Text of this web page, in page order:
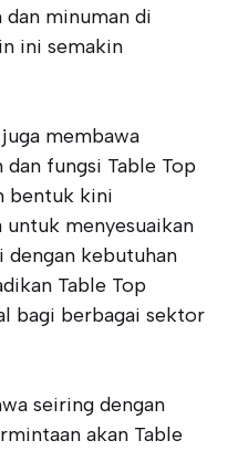
minuman di
ini semakin
membawa
fungsi Table Top
bentuk kini
menyesuaikan
dengan kebutuhan
Table Top
bagi berbagai sektor
seiring dengan
akan Table